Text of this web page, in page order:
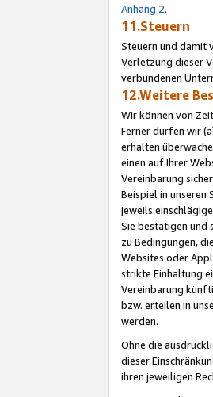
Anhang 2.
11.Steuern
Steuern und damit
Verletzung dieser
verbundenen
12.Weitere
Wir können von
Ferner dürfen wir
erhalten
einen auf Ihrer
Vereinbarung
Beispiel in
jeweils
Sie bestätigen und
zu Bedingungen,
Websites oder
strikte Einhaltung
Vereinbarung
bzw. erteilen in
werden.
Ohne die
dieser
ihren jeweiligen